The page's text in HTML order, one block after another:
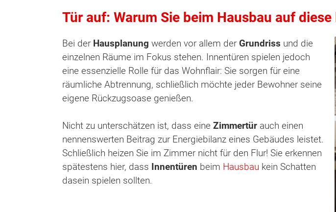
Tür auf: Warum Sie beim Hausbau auf
Bei der Hausplanung werden vor allem der Grundriss und die
einzelnen Räume im Fokus stehen. Innentüren spielen jedoch
eine essenzielle Rolle für das Wohnflair: Sie sorgen für eine
räumliche Abtrennung, schließlich möchte jeder Bewohner seine
eigene Rückzugsoase genießen.
Nicht zu unterschätzen ist, dass eine Zimmertür auch einen
nennenswerten Beitrag zur Energiebilanz eines Gebäudes leistet.
Schließlich heizen Sie im Zimmer nicht für den Flur! Sie erkennen
spätestens hier, dass Innentüren beim Hausbau kein Schatten
dasein spielen sollten.